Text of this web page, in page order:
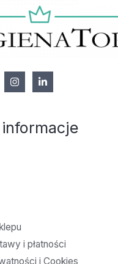
i płatności
i Cookies